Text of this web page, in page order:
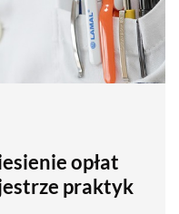
opłat
praktyk